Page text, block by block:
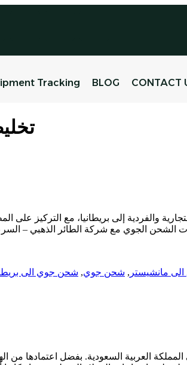
CONTACT
BLOG
Tracking
والفردية إلى بريطانيا، مع التركيز على
مانشيستر , شحن جوي, شحن جوي الى
العربية السعودية. بفضل اعتمادها من